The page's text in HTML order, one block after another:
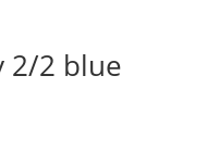
2/2 blue